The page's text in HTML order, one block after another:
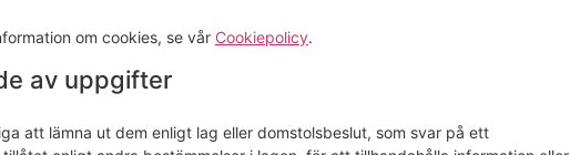
om cookies, se vår Cookiepolicy.
av uppgifter
att lämna ut dem enligt lag eller domstolsbeslut, som svar på ett